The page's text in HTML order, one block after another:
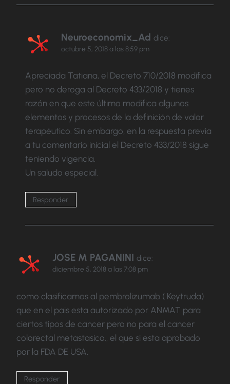
Neuroeconomix_Ad dice:
octubre 5, 2018 a las 8:59 pm
Apreciada Tatiana, el Decreto 710/2018 modifica
pero no deroga al Decreto 433/2018 y tienes
razón en que este último modifica algunos
elementos y procesos de la definición de valor
terapéutico. Sin embargo, en la respuesta previa
a tu comentario inicial el Decreto 433/2018 sigue
teniendo vigencia.
Un saludo especial.
Responder
JOSE M PAGANINI dice:
diciembre 5, 2018 a las 7:08 pm
como clasificamos al pembrolizumab ( Keytruda)
que en el pais esta autorizado por ANMAT para
ciertos tipos de cancer pero no para el cancer
colorectal metastasico., el que si esta aprobado
por la FDA DE USA.
Responder